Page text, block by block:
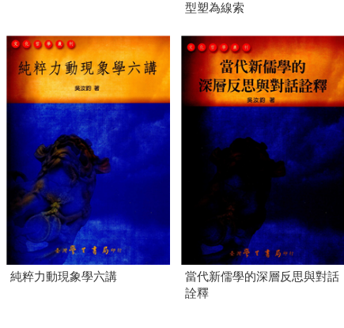
型塑為線索
純粹力動現象學六講
當代新儒學的深層反思與對話
詮釋